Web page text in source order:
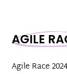
AGILE
Agile Race